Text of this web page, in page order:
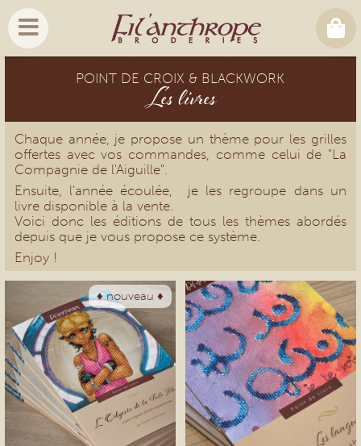
POINT DE CROIX & BLACKWORK
Les livres
Chaque année, je propose un thème pour les grilles
offertes avec vos commandes, comme celui de "La
Compagnie de l'Aiguille".
Ensuite, l'année écoulée, je les regroupe dans un
livre disponible à la vente.
Voici donc les éditions de tous les thèmes abordés
depuis que je vous propose ce système.
Enjoy !
♦ nouveau ♦